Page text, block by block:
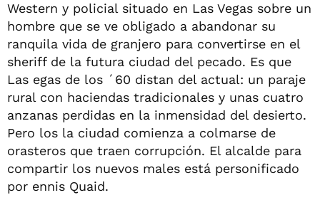
Western y policial situado en Las Vegas sobre un
hombre que se ve obligado a abandonar su
ranquila vida de granjero para convertirse en el
sheriff de la futura ciudad del pecado. Es que
Las egas de los ´60 distan del actual: un paraje
rural con haciendas tradicionales y unas cuatro
anzanas perdidas en la inmensidad del desierto.
Pero los la ciudad comienza a colmarse de
orasteros que traen corrupción. El alcalde para
compartir los nuevos males está personificado
por ennis Quaid.